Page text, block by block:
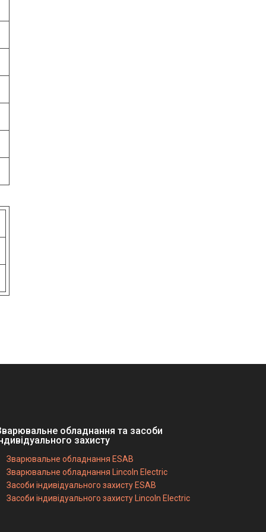
обладнання та засоби
захисту
Зварювальне обладнання ESAB
Зварювальне обладнання Lincoln Electric
Засоби індивідуального захисту ESAB
Засоби індивідуального захисту Lincoln Electric